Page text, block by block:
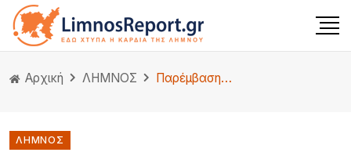
Αρχική ΛΗΜΝΟΣ Παρέμβαση της «Ισχυρής Λήμνου», για τα λύματα στο Θάνος.(Βίντεο)
ΛΗΜΝΟΣ